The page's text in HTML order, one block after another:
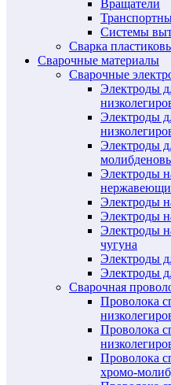
Вращатели
Системы
Сварка
Сварочные материалы
Сварочные
Электроды
Электроды
Электроды
Электроды
Электроды
Электроды
Электроды
чугуна
Электроды
Электроды
Сварочная
Проволока
Проволока
Проволока
хромо-